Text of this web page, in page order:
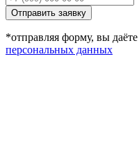
Отправить заявку
*отправляя форму, вы даёте
персональных данных